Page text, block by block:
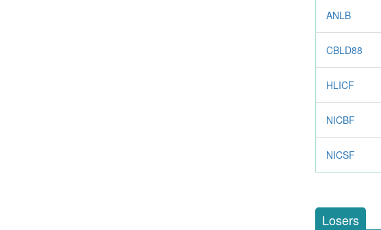
ANLB
CBLD88
HLICF
NICBF
NICSF
Losers